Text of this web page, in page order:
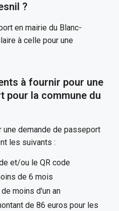
?
en mairie du Blanc-
à celle pour une
à fournir pour une
pour la commune du
une demande de passeport
les suivants :
et/ou le QR code
de 6 mois
moins d'un an
de 86 euros pour les